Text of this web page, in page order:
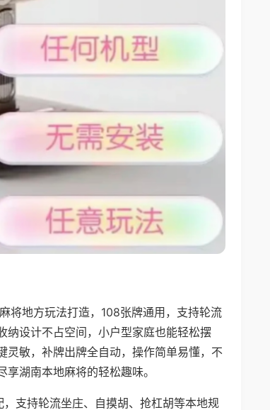
将地方玩法打造，108张牌通用，支持轮流
纳设计不占空间，小户型家庭也能轻松摆
敏，补牌出牌全自动，操作简单易懂，不
湖南本地麻将的轻松趣味。
支持轮流坐庄、自摸胡、抢杠胡等本地规